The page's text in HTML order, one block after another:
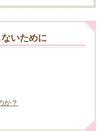
いために
か？